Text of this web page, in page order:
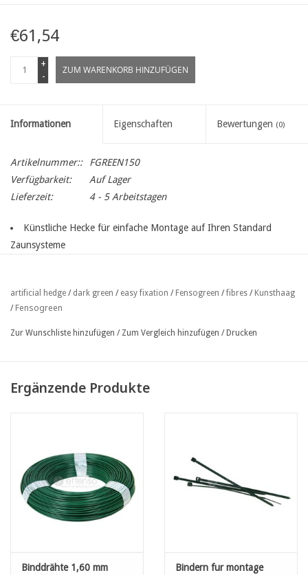
€61,54
+
-
ZUM WARENKORB HINZUFÜGEN
Informationen Eigenschaften Bewertungen (0)
Artikelnummer::
FGREEN150
Verfügbarkeit:
Auf Lager
Lieferzeit:
4 - 5 Arbeitstagen
Künstliche Hecke für einfache Montage auf Ihren Standard
Zaunsysteme
Einfache Befestigung mit Bindedraht oder
Nicht entflammbar nach NBN S21-203 Klasse A0 (B) und NEN
3883 Klasse (NEN 3891) (EN)
UVA Stabilität +12500 hr
Vertikale Drähte: 1,1 mm
5 Jahre Garantie gegen Verfärbung
artificial hedge / dark green / easy fixation / Fensogreen /fibres / Kunsthaag
/ Fensogreen
Zur Wunschliste hinzufügen / Zum Vergleich hinzufügen / Drucken
Ergänzende Produkte
Binddrähte 1,60 mm
Bindern fur montage